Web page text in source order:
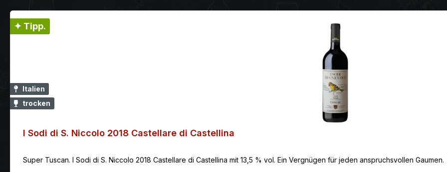
✦ Tipp.
Italien
trocken
I Sodi di S. Niccolo 2018 Castellare di Castellina
Super Tuscan. I Sodi di S. Niccolo 2018 Castellare di Castellina mit 13,5 % vol. Ein Vergnügen für jeden anspruchsvollen Gaumen.